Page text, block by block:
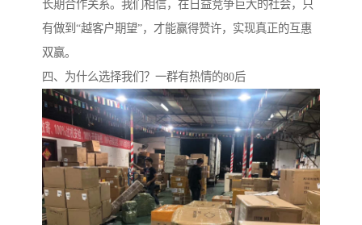
长期合作关系。我们相信，在日益竞争巨大的社会，只
有做到“越客户期望”，才能赢得赞许，实现真正的互惠
双赢。
四、为什么选择我们？一群有热情的80后